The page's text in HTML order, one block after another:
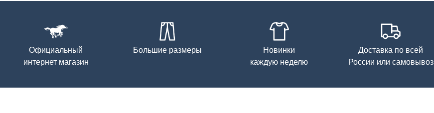
Официальный
интернет магазин
Большие размеры
Новинки
каждую неделю
Доставка по всей
России или самовывоз